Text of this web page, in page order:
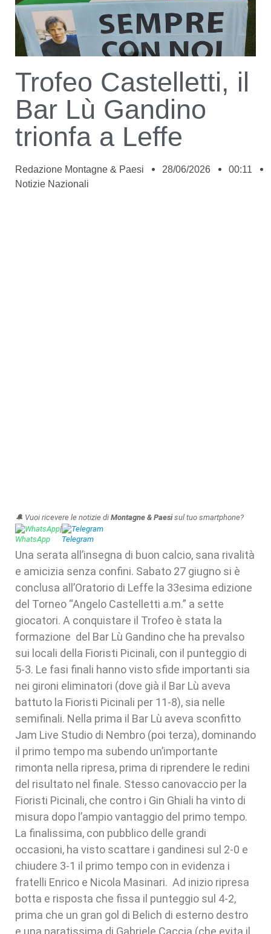
Trofeo Castelletti, il
Bar Lù Gandino
trionfa a Leffe
Redazione Montagne & Paesi 28/06/2026
00:11
Notizie Nazionali
🔔 Vuoi ricevere le notizie di Montagne & Paesisul tuo smartphone?
WhatsApp| Telegram
Una serata all’insegna di buon calcio, sana rivalità
e amicizia senza confini. Sabato 27 giugno si è
conclusa all’Oratorio di Leffe la 33esima edizione
del Torneo “Angelo Castelletti a.m.” a sette
giocatori. A conquistare il Trofeo è stata la
formazione del Bar Lù Gandino che ha prevalso
sui locali della Fioristi Picinali, con il punteggio di
5-3. Le fasi finali hanno visto sfide importanti sia
nei gironi eliminatori (dove già il Bar Lù aveva
battuto la Fioristi Picinali per 11-8), sia nelle
semifinali. Nella prima il Bar Lù aveva sconfitto
Jam Live Studio di Nembro (poi terza), dominando
il primo tempo ma subendo un’importante
rimonta nella ripresa, prima di riprendere le redini
del risultato nel finale. Stesso canovaccio per la
Fioristi Picinali, che contro i Gin Ghiali ha vinto di
misura dopo l’ampio vantaggio del primo tempo.
La finalissima, con pubblico delle grandi
occasioni, ha visto scattare i gandinesi sul 2-0 e
chiudere 3-1 il primo tempo con in evidenza i
fratelli Enrico e Nicola Masinari. Ad inizio ripresa
botta e risposta che fissa il punteggio sul 4-2,
prima che un gran gol di Belich di esterno destro
e una paratissima di Gabriele Caccia (che evita il